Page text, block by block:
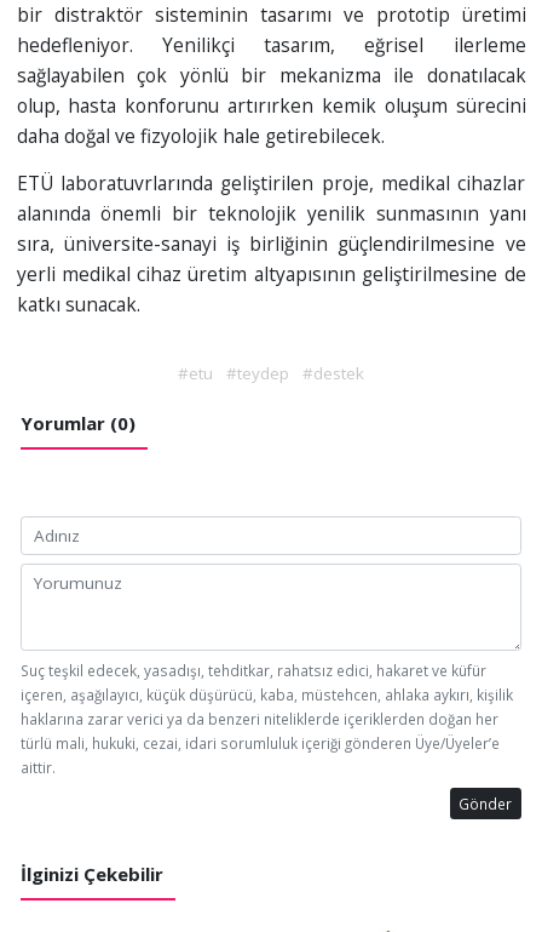
bir distraktör sisteminin tasarımı ve prototip üretimi
hedefleniyor. Yenilikçi tasarım, eğrisel ilerleme
sağlayabilen çok yönlü bir mekanizma ile donatılacak
olup, hasta konforunu artırırken kemik oluşum sürecini
daha doğal ve fizyolojik hale getirebilecek.
ETÜ laboratuvrlarında geliştirilen proje, medikal cihazlar
alanında önemli bir teknolojik yenilik sunmasının yanı
sıra, üniversite-sanayi iş birliğinin güçlendirilmesine ve
yerli medikal cihaz üretim altyapısının geliştirilmesine de
katkı sunacak.
#etu #teydep #destek
Yorumlar (0)
Suç teşkil edecek, yasadışı, tehditkar, rahatsız edici, hakaret ve küfür
içeren, aşağılayıcı, küçük düşürücü, kaba, müstehcen, ahlaka aykırı, kişilik
haklarına zarar verici ya da benzeri niteliklerde içeriklerden doğan her
türlü mali, hukuki, cezai, idari sorumluluk içeriği gönderen Üye/Üyeler’e
aittir.
Gönder
İlginizi Çekebilir